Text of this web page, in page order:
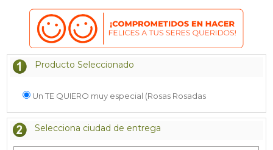
Producto Seleccionado
Un TE QUIERO muy especial (Rosas Rosadas
Selecciona ciudad de entrega